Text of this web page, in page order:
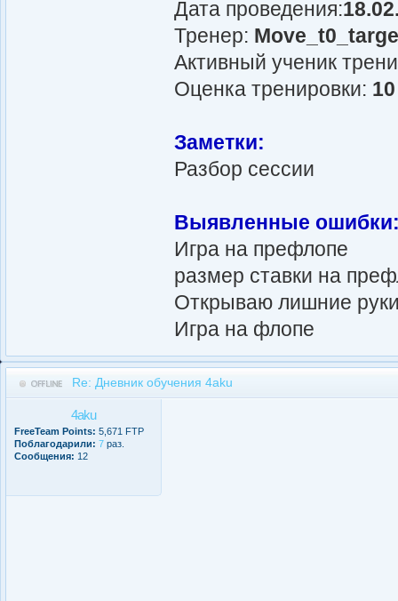
Дата проведения:
Тренер:
Активный ученик
Оценка тренировки:
Заметки:
Разбор сессии
Выявленные
Игра на префлопе
размер ставки на
Открываю лишние
Игра на флопе
Re: Дневник обучения 4aku
4aku
FreeTeam Points: 5,671 FTP
Поблагодарили: 7 раз.
Сообщения: 12